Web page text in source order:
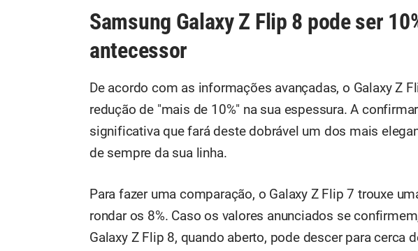
Samsung Galaxy Z Flip 8 pode ser
antecessor
De acordo com as informações avançadas, o Galaxy Z
redução de "mais de 10%" na sua espessura. A
significativa que fará deste dobrável um dos mais
de sempre da sua linha.
Para fazer uma comparação, o Galaxy Z Flip 7 trouxe
rondar os 8%. Caso os valores anunciados se
Galaxy Z Flip 8, quando aberto, pode descer para cerca